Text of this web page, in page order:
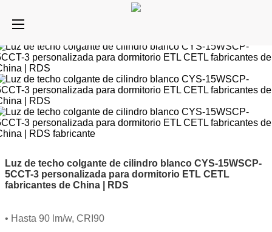
Luz de techo colgante de cilindro blanco CYS-15WSCP-
5CCT-3 personalizada para dormitorio ETL CETL
fabricantes de China | RDS
• Hasta 90 lm/w, CRI90